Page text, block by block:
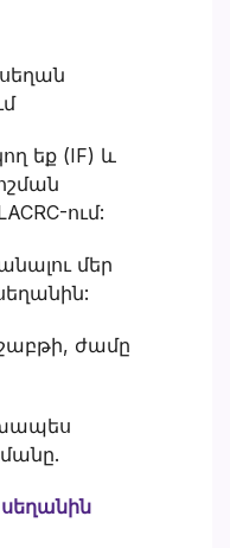
եք (IF) և
ում:
մեր
ժամը
սեղանին